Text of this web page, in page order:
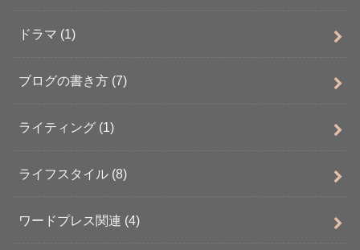
ドラマ (1)
ブログの書き方 (7)
ライティング (1)
ライフスタイル (8)
ワードプレス関連 (4)